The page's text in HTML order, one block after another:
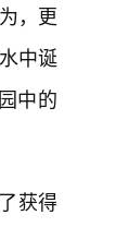
，更
中诞
中的
获得